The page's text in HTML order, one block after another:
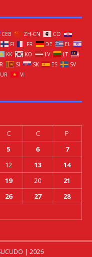
CEB ZH-CN
CO
FI FR DE
EL
KK KO LV
LT
SI SK ES
SV
UR VI
C C
P
5 6
7
12 13
14
19 20
21
26 27
28
| 2026